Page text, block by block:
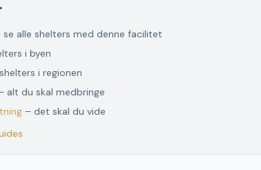
se alle shelters med denne facilitet
i byen
i regionen
alt du skal medbringe
– det skal du vide